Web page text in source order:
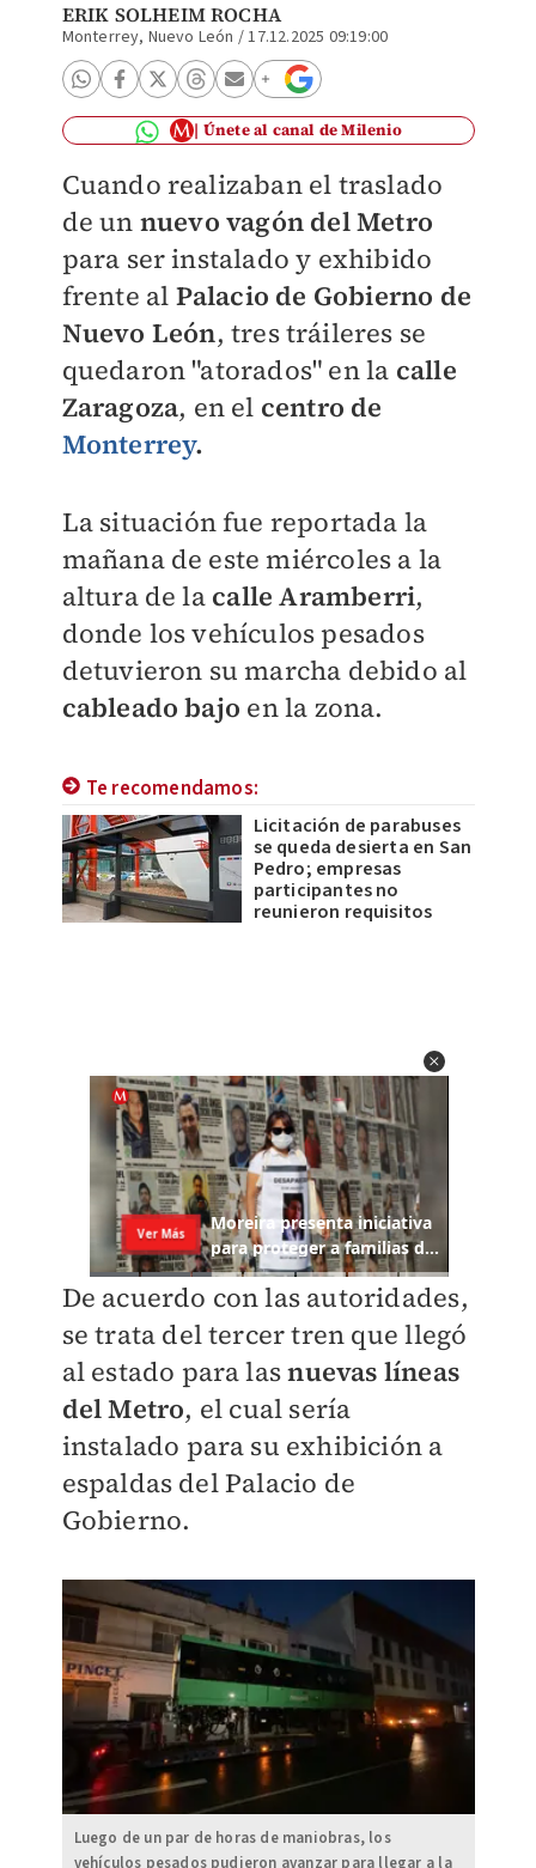
ERIK SOLHEIM ROCHA
Monterrey, Nuevo León /17.12.2025 09:19:00
Únete al canal de Milenio
Cuando realizaban el traslado
de un nuevo vagón del Metro
para ser instalado y exhibido
frente al Palacio de Gobierno de
Nuevo León, tres tráileres se
quedaron "atorados" en la calle
Zaragoza, en el centro de
Monterrey.
La situación fue reportada la
mañana de este miércoles a la
altura de la calle Aramberri,
donde los vehículos pesados
detuvieron su marcha debido al
cableado bajo en la zona.
Te recomendamos:
Licitación de parabuses
se queda desierta en San
Pedro; empresas
participantes no
reunieron requisitos
De acuerdo con las autoridades,
se trata del tercer tren que llegó
al estado para lasnuevas líneas
del Metro, el cual sería
instalado para su exhibición a
espaldas del Palacio de
Gobierno.
Luego de un par de horas de maniobras, los
vehículos pesados pudieron avanzar para llegar a la